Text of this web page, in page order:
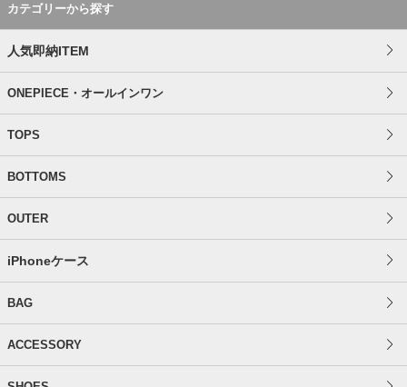
カテゴリーから探す
人気即納ITEM
ONEPIECE・オールインワン
TOPS
BOTTOMS
OUTER
iPhoneケース
BAG
ACCESSORY